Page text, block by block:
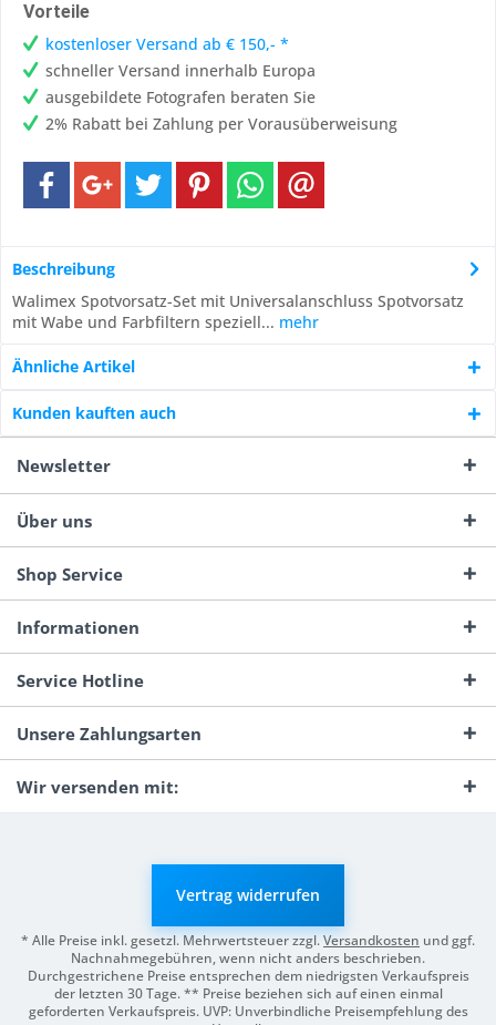
Vorteile
kostenloser Versand ab € 150,- *
schneller Versand innerhalb Europa
ausgebildete Fotografen beraten Sie
2% Rabatt bei Zahlung per Vorausüberweisung
Beschreibung
Walimex Spotvorsatz-Set mit Universalanschluss Spotvorsatz
mit Wabe und Farbfiltern speziell... mehr
Ähnliche Artikel
Kunden kauften auch
Newsletter
Über uns
Shop Service
Informationen
Service Hotline
Unsere Zahlungsarten
Wir versenden mit:
Vertrag widerrufen
* Alle Preise inkl. gesetzl. Mehrwertsteuer zzgl.Versandkosten und ggf.
Nachnahmegebühren, wenn nicht anders beschrieben.
Durchgestrichene Preise entsprechen dem niedrigsten Verkaufspreis
der letzten 30 Tage. ** Preise beziehen sich auf einen einmal
geforderten Verkaufspreis. UVP: Unverbindliche Preisempfehlung des